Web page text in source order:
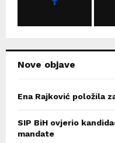
Nove objave
Ena Rajković položila
SIP BiH ovjerio
mandate